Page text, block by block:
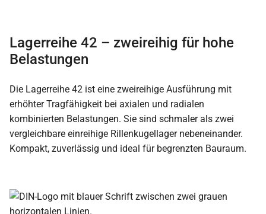
Lagerreihe 42 – zweireihig für hohe
Belastungen
Die Lagerreihe 42 ist eine zweireihige Ausführung mit
erhöhter Tragfähigkeit bei axialen und radialen
kombinierten Belastungen. Sie sind schmaler als zwei
vergleichbare einreihige Rillenkugellager nebeneinander.
Kompakt, zuverlässig und ideal für begrenzten Bauraum.